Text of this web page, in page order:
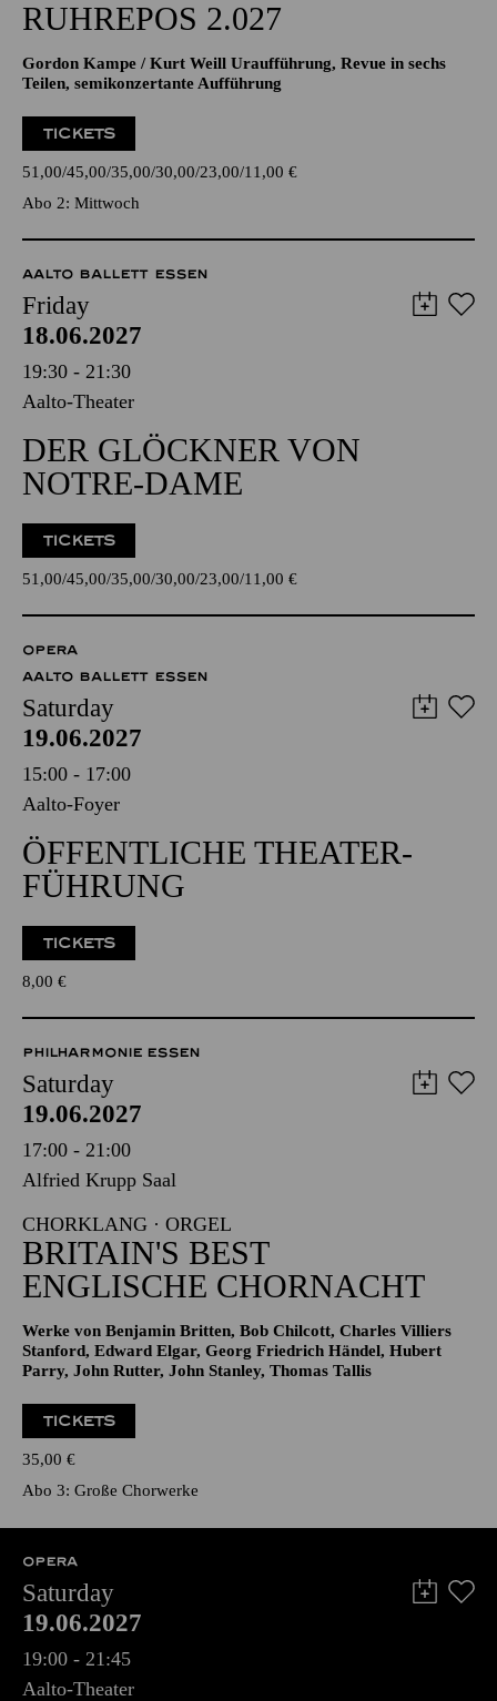
RUHREPOS 2.027
Gordon Kampe / Kurt Weill Uraufführung, Revue in sechs
Teilen, semikonzertante Aufführung
TICKETS
51,00 45,00 35,00 30,00 23,00 11,00 €
Abo 2: Mittwoch
AALTO BALLETT ESSEN
Friday
18.06.2027
19:30 - 21:30
Aalto-Theater
DER GLÖCKNER VON
NOTRE-DAME
TICKETS
51,00 45,00 35,00 30,00 23,00 11,00 €
OPERA
AALTO BALLETT ESSEN
Saturday
19.06.2027
15:00 - 17:00
Aalto-Foyer
ÖFFENTLICHE THEATER­
FÜHRUNG
TICKETS
8,00 €
PHILHARMONIE ESSEN
Saturday
19.06.2027
17:00 - 21:00
Alfried Krupp Saal
CHORKLANG · ORGEL
BRITAIN'S BEST
ENGLISCHE CHORNACHT
Werke von Benjamin Britten, Bob Chilcott, Charles Villiers
Stanford, Edward Elgar, Georg Friedrich Händel, Hubert
Parry, John Rutter, John Stanley, Thomas Tallis
TICKETS
35,00 €
Abo 3: Große Chorwerke
OPERA
Saturday
19.06.2027
19:00 - 21:45
Aalto-Theater